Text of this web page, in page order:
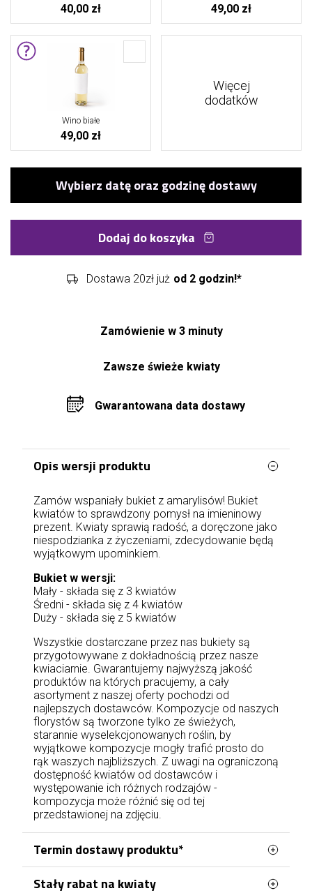
40,00 zł 49,00 zł
Wino białe
49,00 zł
Więcej
dodatków
Dodaj do koszyka
Dostawa 20zł już od 2 godzin!*
Zamówienie w 3 minuty
Zawsze świeże kwiaty
Gwarantowana data dostawy
Opis wersji produktu
Zamów wspaniały bukiet z amarylisów! Bukiet
kwiatów to sprawdzony pomysł na imieninowy
prezent. Kwiaty sprawią radość, a doręczone jako
niespodzianka z życzeniami, zdecydowanie będą
wyjątkowym upominkiem.
Bukiet w wersji:
Mały - składa się z 3 kwiatów
Średni - składa się z 4 kwiatów
Duży - składa się z 5 kwiatów
Wszystkie dostarczane przez nas bukiety są
przygotowywane z dokładnością przez nasze
kwiaciarnie. Gwarantujemy najwyższą jakość
produktów na których pracujemy, a cały
asortyment z naszej oferty pochodzi od
najlepszych dostawców. Kompozycje od naszych
florystów są tworzone tylko ze świeżych,
starannie wyselekcjonowanych roślin, by
wyjątkowe kompozycje mogły trafić prosto do
rąk waszych najbliższych. Z uwagi na ograniczoną
dostępność kwiatów od dostawców i
występowanie ich różnych rodzajów -
kompozycja może różnić się od tej
przedstawionej na zdjęciu.
Termin dostawy produktu*
Zamówienia kwiatowe w Jastrzębiu-Zdroju
Stały rabat na kwiaty